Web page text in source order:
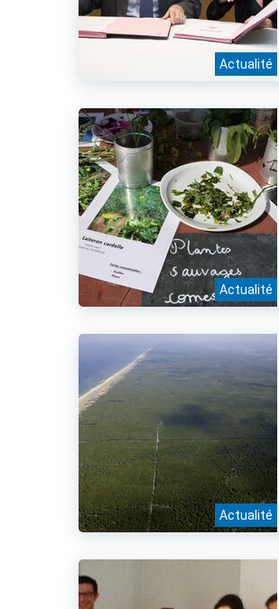
Actualité
Actualité
Actualité